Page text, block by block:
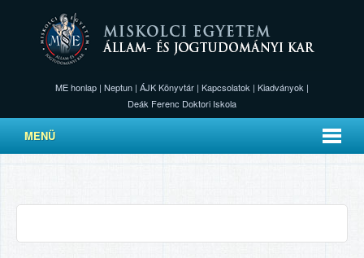
ME honlap | Neptun | ÁJK Könyvtár | Kapcsolatok | Kiadványok |
Deák Ferenc Doktori Iskola
MENÜ